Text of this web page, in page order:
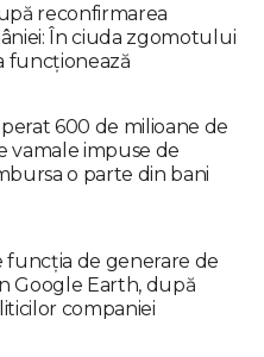
reconfirmarea
În ciuda zgomotului
funcţionează
600 de milioane de
vamale impuse de
o parte din bani
funcţia de generare de
Google Earth, după
companiei